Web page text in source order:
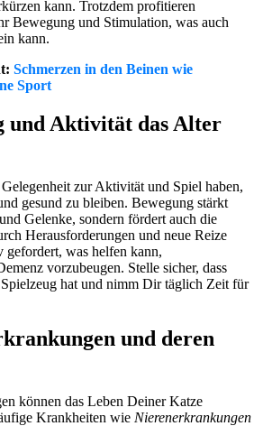
kann. Trotzdem profitieren
Bewegung und Stimulation, was auch
kann.
Schmerzen in den Beinen wie
Sport
und Aktivität das Alter
zur Aktivität und Spiel haben,
gesund zu bleiben. Bewegung stärkt
Gelenke, sondern fördert auch die
Herausforderungen und neue Reize
was helfen kann,
vorzubeugen. Stelle sicher, dass
hat und nimm Dir täglich Zeit für
und deren
können das Leben Deiner Katze
Krankheiten wie Nierenerkrankungen